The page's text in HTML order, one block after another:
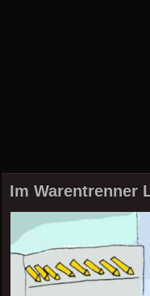
Im Warentrenner